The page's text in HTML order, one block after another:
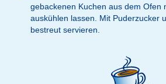
gebackenen Kuchen aus dem Ofen
auskühlen lassen. Mit Puderzucker
bestreut servieren.